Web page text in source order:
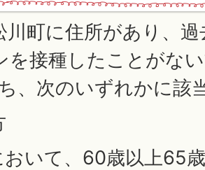
川町に住所があり、
を接種したことがな
、次のいずれかに該
おいて、60歳以上65